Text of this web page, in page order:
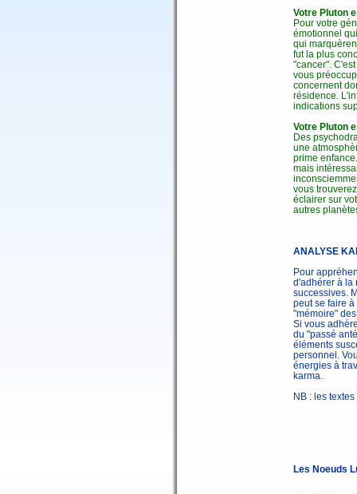
Votre Pluton
Pour votre
émotionnel
qui
fut la plus
"cancer".
vous
concernent
résidence.
indications
Votre Pluton
Des
une
prime
mais
vous
éclairer sur
autres
ANALYSE
Pour
d'adhérer à la
successives.
peut se faire
"mémoire"
Si vous
du "passé
éléments
personnel.
énergies à
karma.
NB : les
Les Noeuds